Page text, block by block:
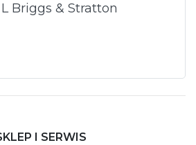
Briggs & Stratton
I SERWIS